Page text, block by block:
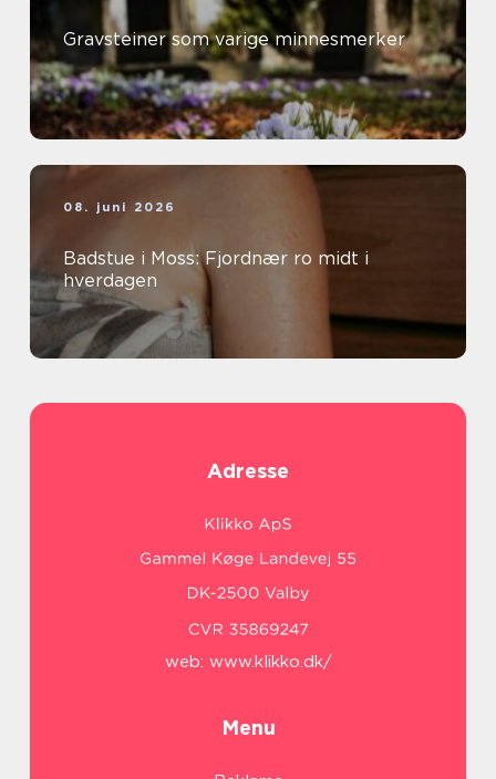
Gravsteiner som varige minnesmerker
08. juni 2026
Badstue i Moss: Fjordnær ro midt i
hverdagen
Adresse
web: www.klikko.dk/
Menu